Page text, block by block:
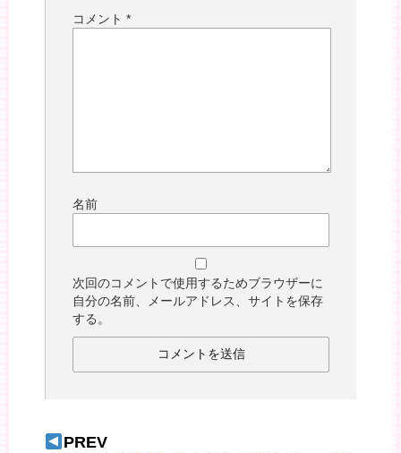
コメント *
名前
次回のコメントで使用するためブラウザーに
自分の名前、メールアドレス、サイトを保存
する。
PREV